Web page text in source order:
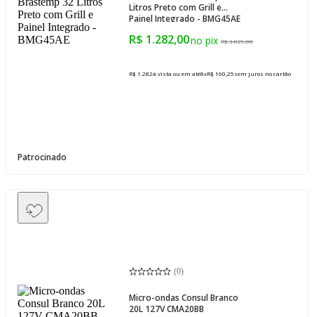
Patrocinado
Litros Preto com Grill e
Painel Integrado - BMG45AE
R$ 1.282,00 R$ 3.829,00
R$ 1.282à vista ou em até8xR$ 160,25sem juros no cartão
(0)
Micro-ondas Consul Branco
20L 127V CMA20BB